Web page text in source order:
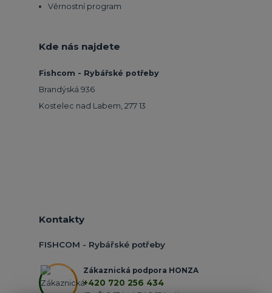
Věrnostní program
Kde nás najdete
Fishcom - Rybářské potřeby
Brandýská 936
Kostelec nad Labem, 277 13
Kontakty
FISHCOM - Rybářské potřeby
Zákaznická podpora HONZA
+420 720 256 434